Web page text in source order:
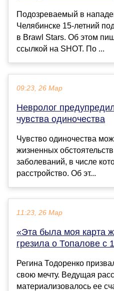
Подозреваемый в
Челябинске 15-летний
в Brawl Stars. Об этом
ссылкой на SHOT. По ...
09:23, 26 Мар
Невролог
чувства одиночества
Чувство одиночества
жизненных
заболеваний, в числе
расстройство. Об эт...
11:23, 26 Мар
«Эта была моя карта
грезила о Топалове с
Регина Тодоренко
свою мечту. Ведущая
материализовалось ее